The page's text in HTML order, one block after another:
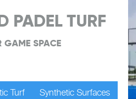
Turf Synthetic Surfaces
PADEL TURF
GAME SPACE